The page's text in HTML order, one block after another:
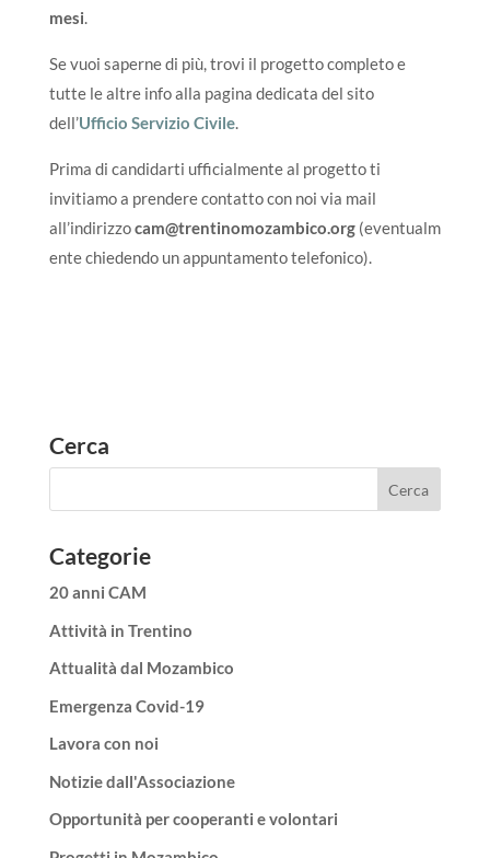
mesi.
Se vuoi saperne di più, trovi il progetto completo e
tutte le altre info alla pagina dedicata del sito
dell’Ufficio Servizio Civile.
Prima di candidarti ufficialmente al progetto ti
invitiamo a prendere contatto con noi via mail
all’indirizzocam@trentinomozambico.org(eventualm
ente chiedendo un appuntamento telefonico).
Cerca
Categorie
20 anni CAM
Attività in Trentino
Attualità dal Mozambico
Emergenza Covid-19
Lavora con noi
Notizie dall'Associazione
Opportunità per cooperanti e volontari